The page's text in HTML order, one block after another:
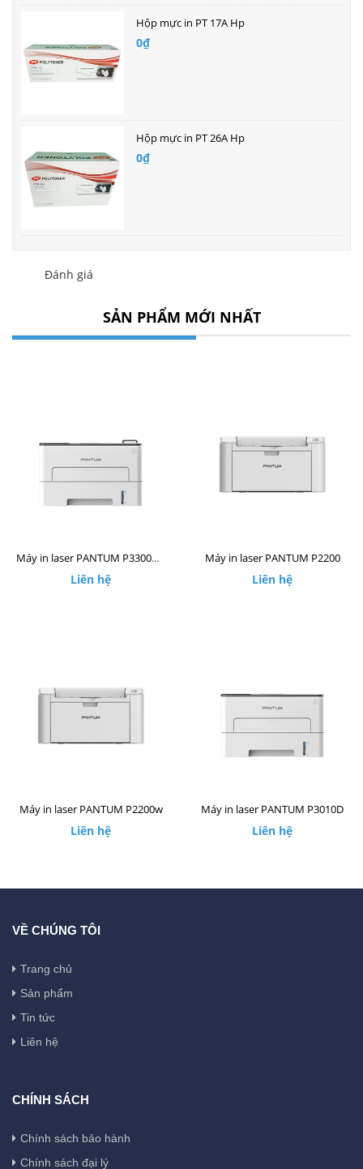
Hộp mực in PT 17A Hp
0₫
Hộp mực in PT 26A Hp
0₫
Đánh giá
SẢN PHẨM MỚI NHẤT
Máy in laser PANTUM P3300DW
Liên hệ
Máy in laser PANTUM P2200
Liên hệ
Máy in laser PANTUM P2200w
Liên hệ
Máy in laser PANTUM P3010D
Liên hệ
VỀ CHÚNG TÔI
Trang chủ
Sản phẩm
Tin tức
Liên hệ
CHÍNH SÁCH
Chính sách bảo hành
Chính sách đại lý